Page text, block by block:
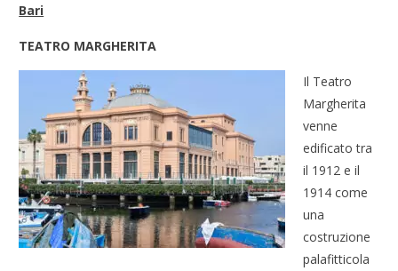
Bari
TEATRO MARGHERITA
Il Teatro
Margherita
venne
edificato tra
il 1912 e il
1914 come
una
costruzione
palafitticola